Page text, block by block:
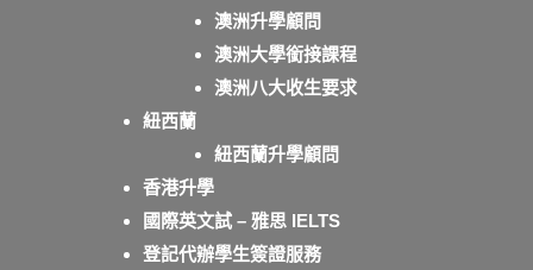
澳洲升學顧問
澳洲大學銜接課程
澳洲八大收生要求
紐西蘭
紐西蘭升學顧問
香港升學
國際英文試 – 雅思 IELTS
登記代辦學生簽證服務